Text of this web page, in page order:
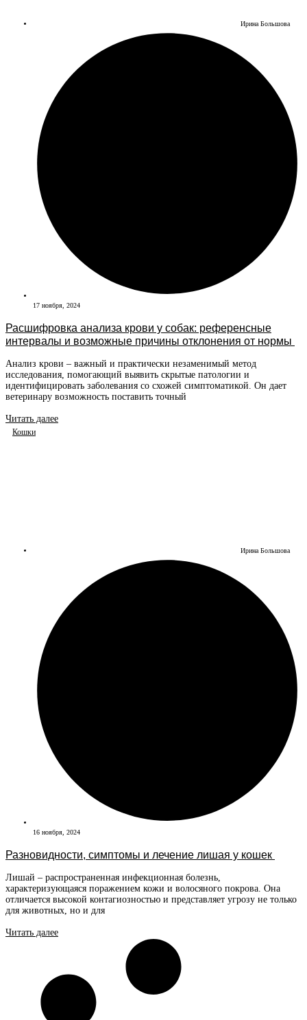
Ирина Большова
17 ноября, 2024
Расшифровка анализа крови у собак: референсные
интервалы и возможные причины отклонения от нормы
Анализ крови – важный и практически незаменимый метод
исследования, помогающий выявить скрытые патологии и
идентифицировать заболевания со схожей симптоматикой. Он дает
ветеринару возможность поставить точный
Читать далее
Кошки
Ирина Большова
16 ноября, 2024
Разновидности, симптомы и лечение лишая у кошек
Лишай – распространенная инфекционная болезнь,
характеризующаяся поражением кожи и волосяного покрова. Она
отличается высокой контагиозностью и представляет угрозу не только
для животных, но и для
Читать далее